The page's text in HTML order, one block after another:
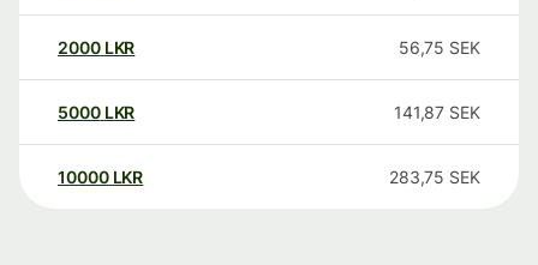
2000 LKR 56,75 SEK
5000 LKR 141,87 SEK
10000 LKR 283,75 SEK